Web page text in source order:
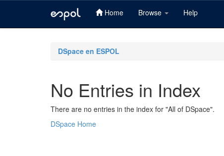
Home Browse Help
DSpace en ESPOL
No Entries in Index
There are no entries in the index for "All of DSpace".
DSpace Home